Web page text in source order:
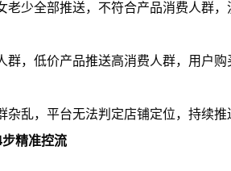
老少全部推送，不符合产品消费人群，
群，低价产品推送高消费人群，用户购
杂乱，平台无法判定店铺定位，持续推
精准控流